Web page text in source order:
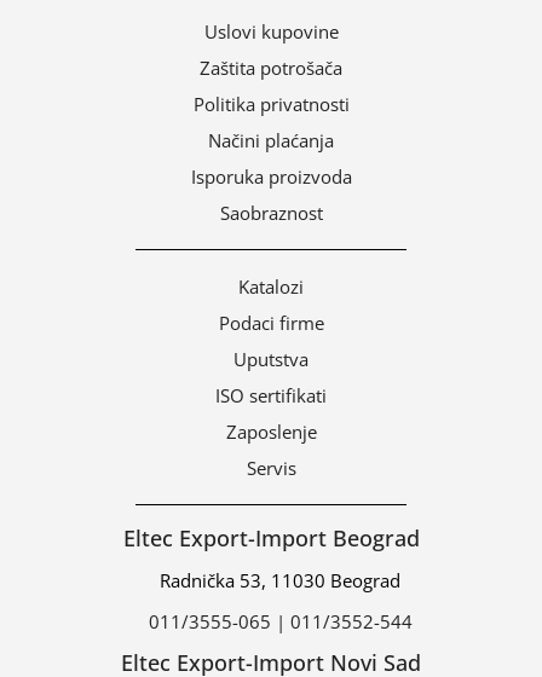
Uslovi kupovine
Zaštita potrošača
Politika privatnosti
Načini plaćanja
Isporuka proizvoda
Saobraznost
Katalozi
Podaci firme
Uputstva
ISO sertifikati
Zaposlenje
Servis
Eltec Export-Import Beograd
Radnička 53, 11030 Beograd
011/3555-065 | 011/3552-544
Eltec Export-Import Novi Sad